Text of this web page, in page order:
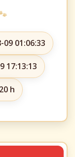
01:06:33
17:13:13
h